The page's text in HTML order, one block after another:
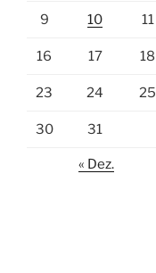
9 10 11
16 17 18
23 24 25
30 31
« Dez.